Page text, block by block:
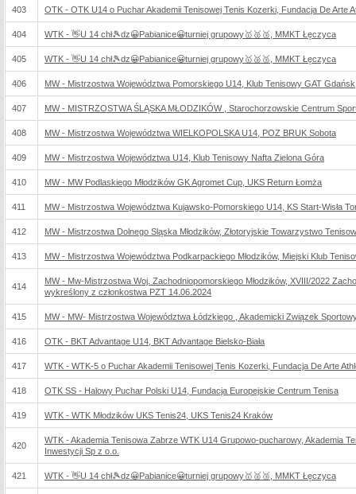
403 OTK - OTK U14 o Puchar Akademii Tenisowej Tenis Kozerki, Fundacja De Arte
404 WTK - 👋U 14 chł🎾dz😀Pabianice😀turniej grupowy🥇🥈🥉, MMKT Łęczyca
405 WTK - 👋U 14 chł🎾dz😀Pabianice😀turniej grupowy🥇🥈🥉, MMKT Łęczyca
406 MW - Mistrzostwa Województwa Pomorskiego U14, Klub Tenisowy GAT Gdańsk
407 MW - MISTRZOSTWA ŚLĄSKA MŁODZIKÓW , Starochorzowskie Centrum
408 MW - Mistrzostwa Województwa WIELKOPOLSKA U14, POZ BRUK Sobota
409 MW - Mistrzostwa Województwa U14, Klub Tenisowy Nafta Zielona Góra
410 MW - MW Podlaskiego Młodzików GK Agromet Cup, UKS Return Łomża
411 MW - Mistrzostwa Województwa Kujawsko-Pomorskiego U14, KS Start-Wisła
412 MW - Mistrzostwa Dolnego Sląska Młodzików, Złotoryjskie Towarzystwo
413 MW - Mistrzostwa Województwa Podkarpackiego Młodzików, Miejski Klub
414
MW - Mw-Mistrzostwa Woj. Zachodniopomorskiego Młodzików, XVIII/2022
wykreślony z członkostwa PZT 14.06.2024
415 MW - MW- Mistrzostwa Województwa Łódzkiego , Akademicki Związek
416 OTK - BKT Advantage U14, BKT Advantage Bielsko-Biała
417 WTK - WTK-5 o Puchar Akademii Tenisowej Tenis Kozerki, Fundacja De Arte
418 OTK SS - Halowy Puchar Polski U14, Fundacja Europejskie Centrum Tenisa
419 WTK - WTK Młodzików UKS Tenis24, UKS Tenis24 Kraków
420
WTK - Akademia Tenisowa Zabrze WTK U14 Grupowo-pucharowy, Akademia
Inwestycji Sp z o.o.
421 WTK - 👋U 14 chł🎾dz😀Pabianice😀turniej grupowy🥇🥈🥉, MMKT Łęczyca